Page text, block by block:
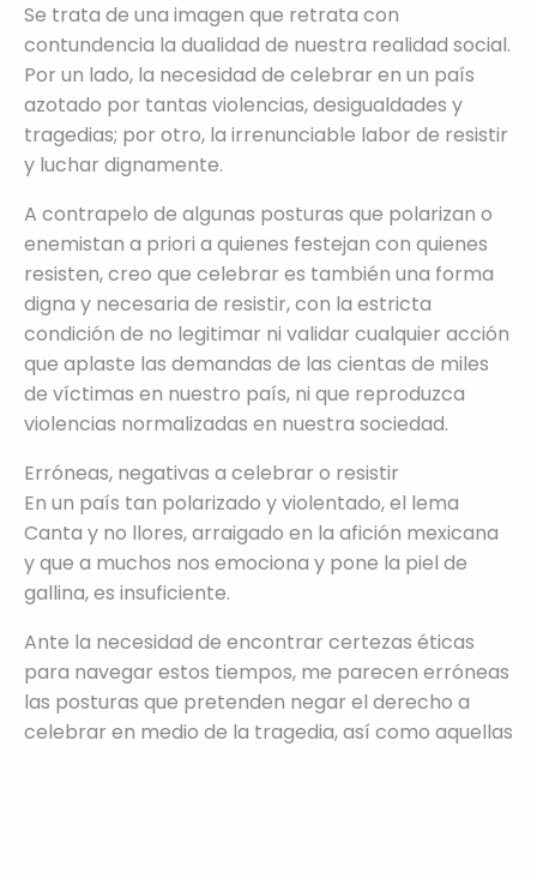
Se trata de una imagen que retrata con
contundencia la dualidad de nuestra realidad social.
Por un lado, la necesidad de celebrar en un país
azotado por tantas violencias, desigualdades y
tragedias; por otro, la irrenunciable labor de resistir
y luchar dignamente.
A contrapelo de algunas posturas que polarizan o
enemistan a priori a quienes festejan con quienes
resisten, creo que celebrar es también una forma
digna y necesaria de resistir, con la estricta
condición de no legitimar ni validar cualquier acción
que aplaste las demandas de las cientas de miles
de víctimas en nuestro país, ni que reproduzca
violencias normalizadas en nuestra sociedad.
Erróneas, negativas a celebrar o resistir
En un país tan polarizado y violentado, el lema
Canta y no llores, arraigado en la afición mexicana
y que a muchos nos emociona y pone la piel de
gallina, es insuficiente.
Ante la necesidad de encontrar certezas éticas
para navegar estos tiempos, me parecen erróneas
las posturas que pretenden negar el derecho a
celebrar en medio de la tragedia, así como aquellas